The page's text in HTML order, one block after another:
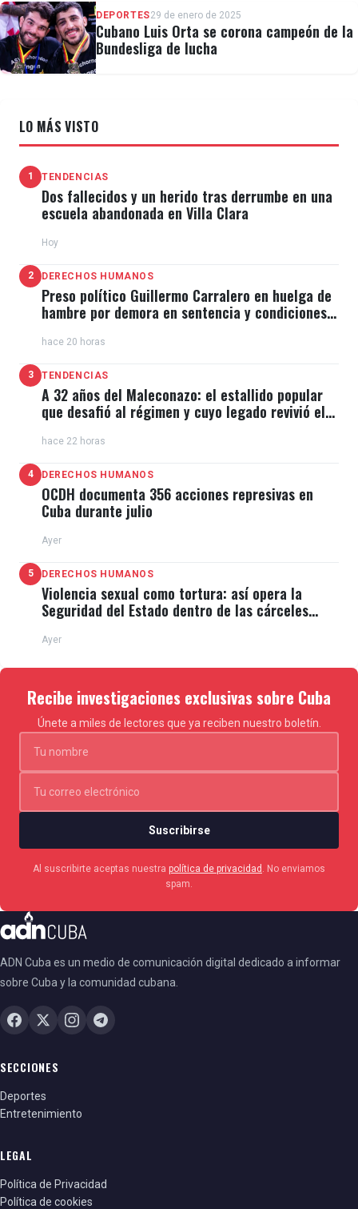
DEPORTES29 de enero de 2025
Cubano Luis Orta se corona campeón de la
Bundesliga de lucha
LO MÁS VISTO
1 TENDENCIAS
Dos fallecidos y un herido tras derrumbe en una
escuela abandonada en Villa Clara
Hoy
2 DERECHOS HUMANOS
Preso político Guillermo Carralero en huelga de
hambre por demora en sentencia y condiciones
hace 20 horas
3 TENDENCIAS
A 32 años del Maleconazo: el estallido popular
que desafió al régimen y cuyo legado revivió el
hace 22 horas
4 DERECHOS HUMANOS
OCDH documenta 356 acciones represivas en
Cuba durante julio
Ayer
5 DERECHOS HUMANOS
Violencia sexual como tortura: así opera la
Seguridad del Estado dentro de las cárceles
Ayer
Recibe investigaciones exclusivas sobre Cuba
Únete a miles de lectores que ya reciben nuestro boletín.
Suscribirse
Al suscribirte aceptas nuestra política de privacidad
. No enviamos
spam.
ADN Cuba es un medio de comunicación digital dedicado a informar
sobre Cuba y la comunidad cubana.
SECCIONES
Deportes
Entretenimiento
LEGAL
Política de Privacidad
Política de cookies